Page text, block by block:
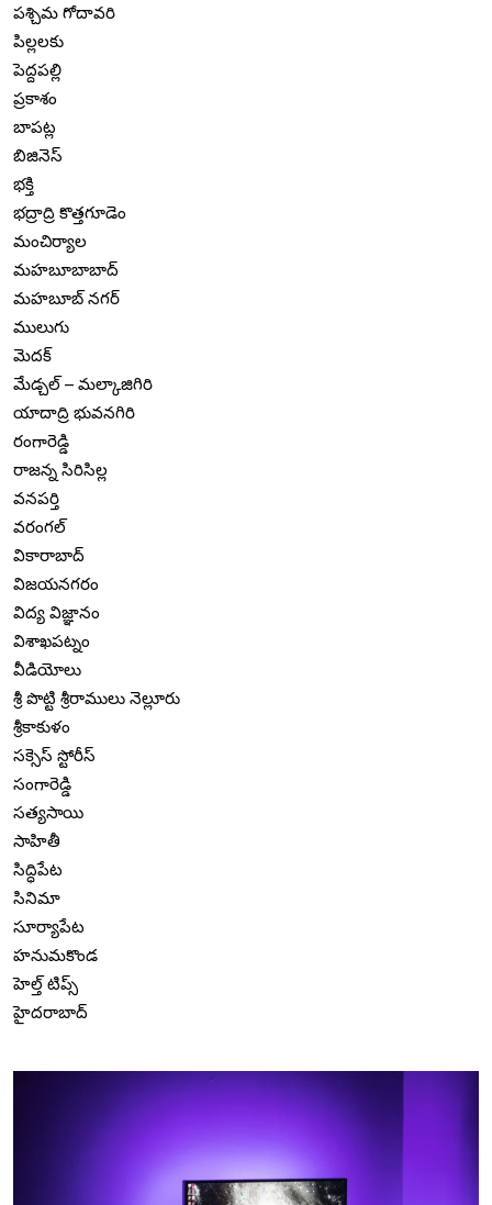
పశ్చిమ గోదావరి
పిల్లలకు
పెద్దపల్లి
ప్రకాశం
బాపట్ల
బిజినెస్
భక్తి
భద్రాద్రి కొత్తగూడెం
మంచిర్యాల
మహబూబాబాద్
మహబూబ్ నగర్
ములుగు
మెదక్
మేడ్చల్ – మల్కాజిగిరి
యాదాద్రి భువనగిరి
రంగారెడ్డి
రాజన్న సిరిసిల్ల
వనపర్తి
వరంగల్
వికారాబాద్
విజయనగరం
విద్య విజ్ఞానం
విశాఖపట్నం
వీడియోలు
శ్రీ పొట్టి శ్రీరాములు నెల్లూరు
శ్రీకాకుళం
సక్సెస్ స్టోరీస్
సంగారెడ్డి
సత్యసాయి
సాహితీ
సిద్ధిపేట
సినిమా
సూర్యాపేట
హనుమకొండ
హెల్త్ టిప్స్
హైదరాబాద్